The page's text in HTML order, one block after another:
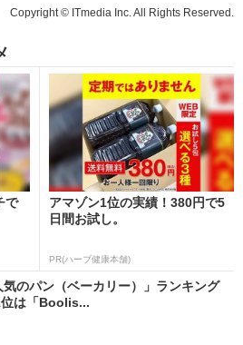
Copyright © ITmedia Inc. All Rights Reserved.
で
アマゾン1位の実績！380円で5
日間お試し。
PR(ハーブ健康本舗)
気のパン（ベーカリー）」ランキング
は「Boolis...